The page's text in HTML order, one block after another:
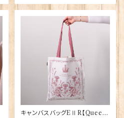
キャンバスバッグEⅡR【Queen